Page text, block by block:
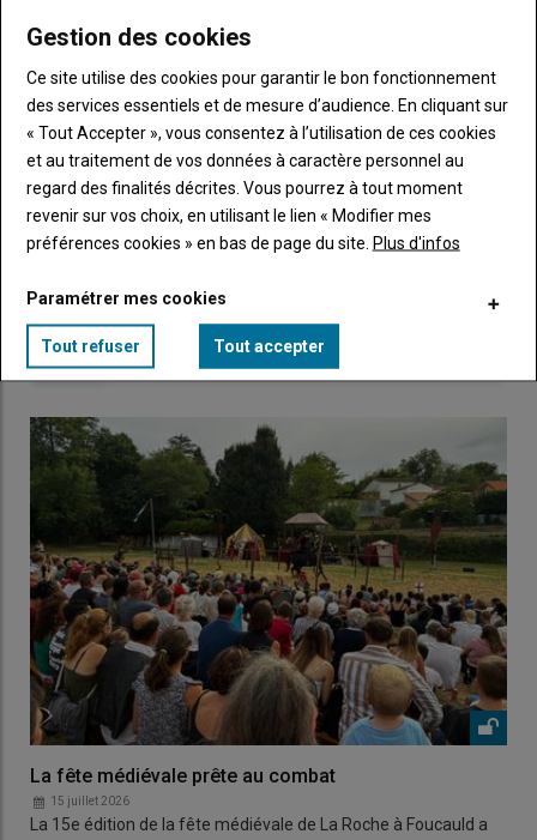
passe"
connecte"
Sous-
titre
Vous n'êtes pas abonné(e)
TITRE CRÉEZ UN COMPTE
BodyChoisissez votre formule et créez votre
compte pour accéder à tout Caracterres.
LES PLUS LUS
La fête médiévale prête au combat
15 juillet 2026
La 15e édition de la fête médiévale de La Roche à Foucauld a
Gestion des cookies
Ce site utilise des cookies pour garantir le bon fonctionnement
des services essentiels et de mesure d’audience. En cliquant sur
« Tout Accepter », vous consentez à l’utilisation de ces cookies
et au traitement de vos données à caractère personnel au
regard des finalités décrites. Vous pourrez à tout moment
revenir sur vos choix, en utilisant le lien « Modifier mes
préférences cookies » en bas de page du site. Plus d'infos
Paramétrer mes cookies
Tout refuser Tout accepter